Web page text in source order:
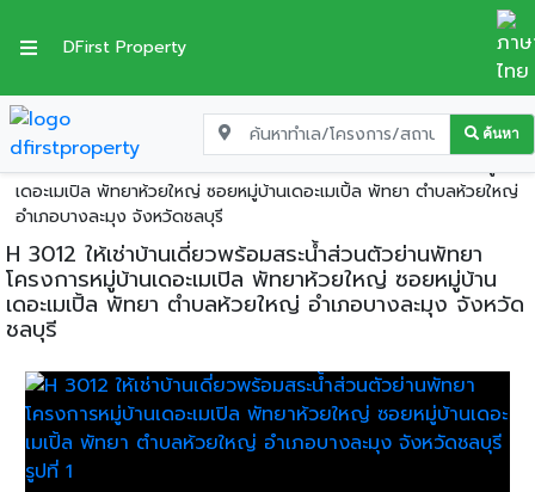
DFirst Property
ค้นหา
หน้าแรก บ้านเดี่ยวให้เช่า ชลบุรี
บางละมุง
H 3012 ให้เช่าบ้านเดี่ยวพร้อมสระน้ำส่วนตัวย่านพัทยา โครงการหมู่บ้าน
เดอะเมเปิล พัทยาห้วยใหญ่ ซอยหมู่บ้านเดอะเมเปิ้ล พัทยา ตำบลห้วยใหญ่
อำเภอบางละมุง จังหวัดชลบุรี
H 3012 ให้เช่าบ้านเดี่ยวพร้อมสระน้ำส่วนตัวย่านพัทยา
โครงการหมู่บ้านเดอะเมเปิล พัทยาห้วยใหญ่ ซอยหมู่บ้าน
เดอะเมเปิ้ล พัทยา ตำบลห้วยใหญ่ อำเภอบางละมุง จังหวัด
ชลบุรี